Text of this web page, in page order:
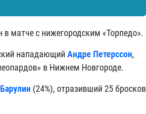
матче с нижегородским «Торпедо».
нападающий Андре Петерссон,
в Нижнем Новгороде.
(24%), отразивший 25 бросков